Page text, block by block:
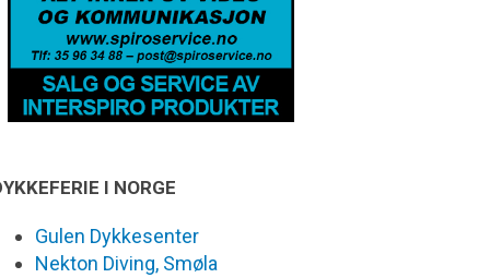
I NORGE
Gulen Dykkesenter
Nekton Diving, Smøla